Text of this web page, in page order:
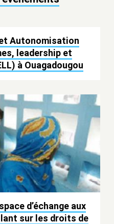
Autonomisation
leadership et
à Ouagadougou
d’échange aux
sur les droits de